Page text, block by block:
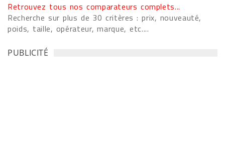
Retrouvez tous nos comparateurs complets...
Recherche sur plus de 30 critères : prix, nouveauté,
poids, taille, opérateur, marque, etc....
PUBLICITÉ